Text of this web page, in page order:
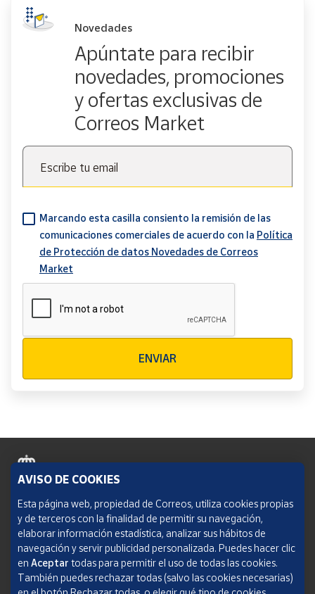
Novedades
Apúntate para recibir
novedades, promociones
y ofertas exclusivas de
Correos Market
Escribe tu email
Marcando esta casilla consiento la remisión de las
comunicaciones comerciales de acuerdo con la Política
de Protección de datos Novedades de Correos
Market
ENVIAR
Política de cookies
Aviso legal
Condiciones del servicio
Política de Privacidad Web
AVISO DE COOKIES
Esta página web, propiedad de Correos, utiliza cookies propias
y de terceros con la finalidad de permitir su navegación,
elaborar información estadística, analizar sus hábitos de
navegación y servir publicidad personalizada. Puedes hacer clic
en Aceptar todas para permitir el uso de todas las cookies.
También puedes rechazar todas (salvo las cookies necesarias)